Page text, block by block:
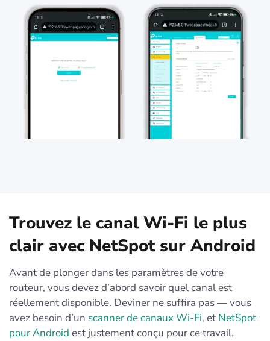
Trouvez le canal Wi-Fi le plus
clair avec NetSpot sur Android
Avant de plonger dans les paramètres de votre
routeur, vous devez d’abord savoir quel canal est
réellement disponible. Deviner ne suffira pas — vous
avez besoin d’un scanner de canaux Wi‑Fi, et NetSpot
pour Android est justement conçu pour ce travail.